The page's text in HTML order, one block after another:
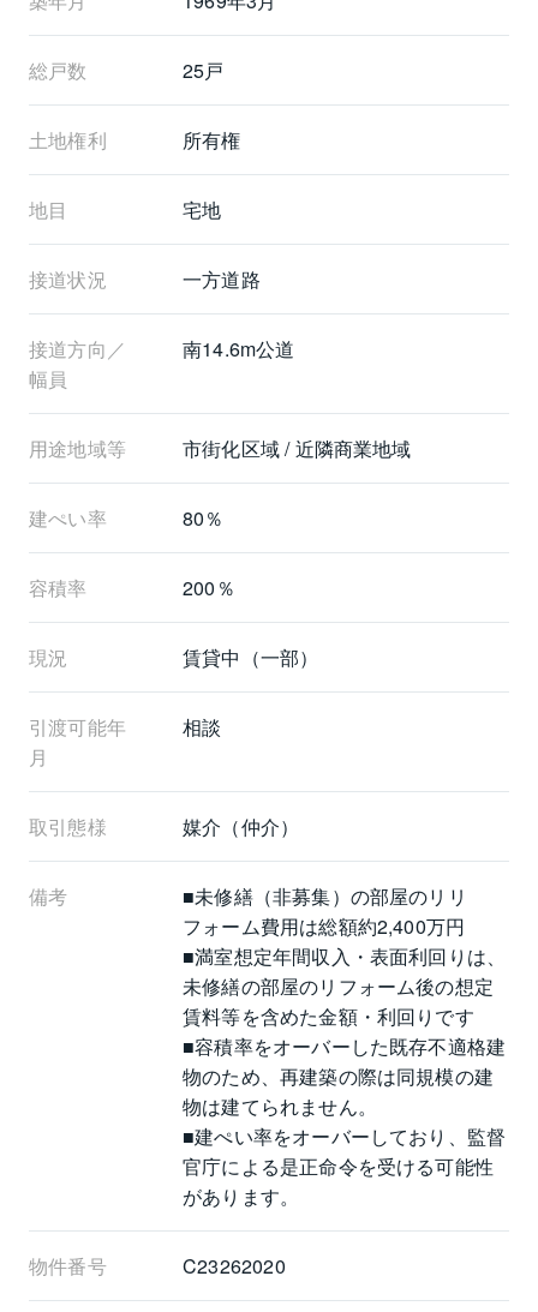
総戸数 25戸
土地権利 所有権
地目 宅地
接道状況 一方道路
接道方向／
幅員
南14.6m公道
用途地域等 市街化区域 / 近隣商業地域
建ぺい率 80％
容積率 200％
現況 賃貸中（一部）
引渡可能年
月
相談
取引態様 媒介（仲介）
備考
■未修繕（非募集）の部屋のリリ
フォーム費用は総額約2,400万円
■満室想定年間収入・表面利回りは、
未修繕の部屋のリフォーム後の想定
賃料等を含めた金額・利回りです
■容積率をオーバーした既存不適格建
物のため、再建築の際は同規模の建
物は建てられません。
■建ぺい率をオーバーしており、監督
官庁による是正命令を受ける可能性
があります。
物件番号 C23262020